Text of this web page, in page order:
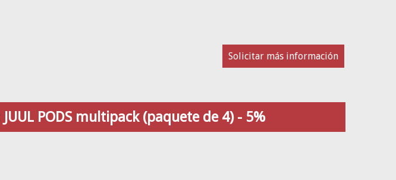
Solicitar más información
JUUL PODS multipack (paquete de 4) - 5%